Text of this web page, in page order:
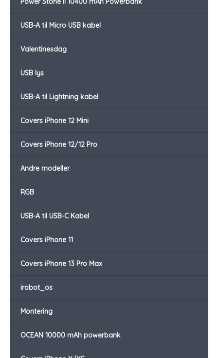
USB-A til Micro USB kabel
Valentinesdag
USB lys
USB-A til Lightning kabel
Covers iPhone 12 Mini
Covers iPhone 12/12 Pro
Andre modeller
RGB
USB-A til USB-C Kabel
Covers iPhone 11
Covers iPhone 13 Pro Max
irobot_os
Montering
OCEAN 10000 mAh powerbank